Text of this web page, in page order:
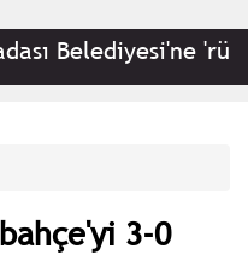
Belediyesi'ne
3-0